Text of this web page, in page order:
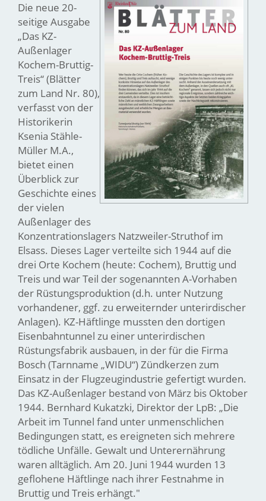
Die neue 20-
seitige Ausgabe
„Das KZ-
Außenlager
Kochem-Bruttig-
Treis“ (Blätter
zum Land Nr. 80),
verfasst von der
Historikerin
Ksenia Stähle-
Müller M.A.,
bietet einen
Überblick zur
Geschichte eines
der vielen
Außenlager des
Konzentrationslagers Natzweiler-Struthof im
Elsass. Dieses Lager verteilte sich 1944 auf die
drei Orte Kochem (heute: Cochem), Bruttig und
Treis und war Teil der sogenannten A-Vorhaben
der Rüstungsproduktion (d.h. unter Nutzung
vorhandener, ggf. zu erweiternder unterirdischer
Anlagen). KZ-Häftlinge mussten den dortigen
Eisenbahntunnel zu einer unterirdischen
Rüstungsfabrik ausbauen, in der für die Firma
Bosch (Tarnname „WIDU“) Zündkerzen zum
Einsatz in der Flugzeugindustrie gefertigt wurden.
Das KZ-Außenlager bestand von März bis Oktober
1944. Bernhard Kukatzki, Direktor der LpB: „Die
Arbeit im Tunnel fand unter unmenschlichen
Bedingungen statt, es ereigneten sich mehrere
tödliche Unfälle. Gewalt und Unterernährung
waren alltäglich. Am 20. Juni 1944 wurden 13
geflohene Häftlinge nach ihrer Festnahme in
Bruttig und Treis erhängt."